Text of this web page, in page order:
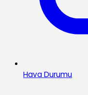
Hava Durumu